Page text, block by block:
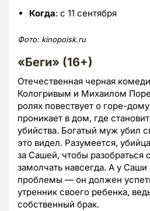
Когда: с 11 сентября
Фото: kinopoisk.ru
«Беги» (16+)
Отечественная черная
Кологривым и Михаилом
ролях повествует о горе-
проникает в дом, где
убийства. Богатый муж убил
это видел. Разумеется,
за Сашей, чтобы разобраться
замолчать навсегда. А у Саши
проблемы — он должен
утренник своего ребенка,
собственный брак.